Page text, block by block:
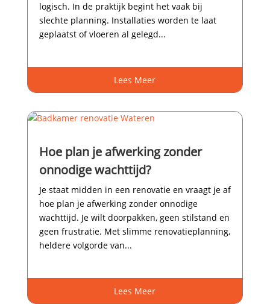
logisch.​ In de praktijk begint het vaak bij
slechte planning.​ Installaties worden te laat
geplaatst of vloeren al gelegd...
Lees Meer
Hoe plan je afwerking zonder
onnodige wachttijd?
Je staat midden in een renovatie en vraagt je af
hoe plan je afwerking zonder onnodige
wachttijd.​ Je wilt doorpakken, geen stilstand en
geen frustratie.​ Met slimme renovatieplanning,
heldere volgorde van...
Lees Meer